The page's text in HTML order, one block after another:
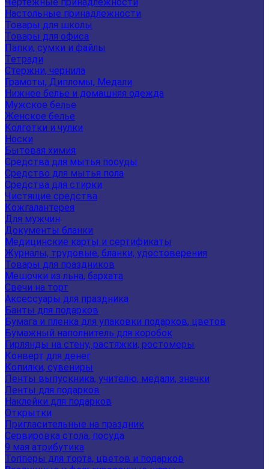
Настольные принадлежности
Товары для школы
Товары для офиса
Папки, сумки и файлы
Тетради
Стержни, чернила
Грамоты, Дипломы, Медали
Нижнее белье и домашняя одежда
Мужское белье
Женское белье
Колготки и чулки
Носки
Бытовая химия
Средства для мытья посуды
Средство для мытья пола
Средства для стирки
Чистящие средства
Кожгалантерея
Для мужчин
Документы бланки
Медицинские карты и сертификаты
Журналы, трудовые, бланки, удостоверения
Товары для праздников
Мешочки из льна, бархата
Свечи на торт
Аксессуары для праздника
Банты для подарков
Бумага и пленка для упаковки подарков, цветов
Бумажный наполнитель для коробок
Гирлянды на стену, растяжки, ростомеры
Конверт для денег
Копилки, сувениры
Ленты выпускника, учителю, медали, значки
Ленты для подарков
Наклейки для подарков
Открытки
Пригласительные на праздник
Сервировка стола, посуда
9 мая атрибутика
Топперы для торта, цветов и подарков